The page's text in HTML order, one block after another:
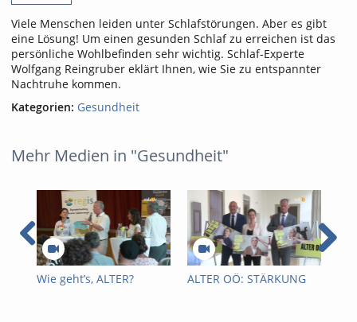
Viele Menschen leiden unter Schlafstörungen. Aber es gibt
eine Lösung! Um einen gesunden Schlaf zu erreichen ist das
persönliche Wohlbefinden sehr wichtig. Schlaf-Experte
Wolfgang Reingruber eklärt Ihnen, wie Sie zu entspannter
Nachtruhe kommen.
Kategorien: Gesundheit
Mehr Medien in "Gesundheit"
Wie geht’s, ALTER?
ALTER OÖ: STÄRKUNG